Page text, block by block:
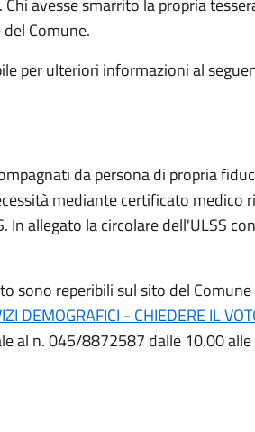
. Chi avesse smarrito la propria
Comune.
per ulteriori informazioni al
da persona di propria
mediante certificato medico
allegato la circolare dell'ULSS
sono reperibili sul sito del Comune
DEMOGRAFICI - CHIEDERE IL
al n. 045/8872587 dalle 10.00